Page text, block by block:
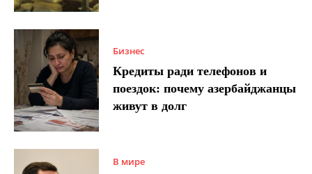
Бизнес
Кредиты ради телефонов и
поездок: почему азербайджанцы
живут в долг
В мире